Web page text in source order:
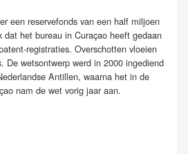
een reservefonds van een half miljoen
dat het bureau in Curaçao heeft gedaan
registraties. Overschotten vloeien
De wetsontwerp werd in 2000 ingediend
Antillen, waarna het in de
nam de wet vorig jaar aan.